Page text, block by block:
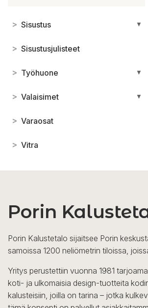
> Sisustus ▼
> Sisustusjulisteet
> Työhuone ▼
> Valaisimet ▼
> Varaosat
> Vitra
Porin
Porin Kalustetalo sijaitsee Porin
samoissa 1200 neliömetrin tiloissa,
Yritys perustettiin vuonna 1981
koti- ja ulkomaisia design-tuotteita
kalusteisiin, joilla on tarina – jotka